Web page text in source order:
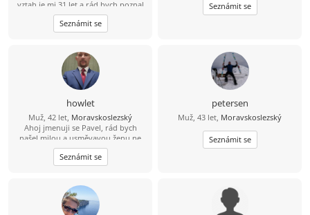
vztah je mi 31 let a rád bych poznal
tu pravou. Abych byl řekl pravdu
mám epilepsii od 15 let takže bydlím
s mamkou v Havířově nemějte mi to
myslí vážně. Jinak mezi mé koníčky
patří čtení mangy a anime občas
pečení (hlavně sladkého) Pokud jsi
člověk s kterým se dá sednout
normálně se sním bavit smát a
budovat vztah budu rád za tvou
odpověď.
Seznámit se
Seznámit se
howlet
Muž, 42 let, Moravskoslezský
Ahoj jmenuji se Pavel, rád bych
našel milou a usměvavou ženu ne
jen na pokec ale pokud možno i na
vážný vztah mezi 26 a 49 lety, pokud
budeš chtít ozvi se, budu moc rád
Seznámit se
petersen
Muž, 43 let, Moravskoslezský
Seznámit se